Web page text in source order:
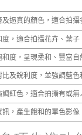
逼真的顏色，適合拍攝
，適合拍攝花卉、葉子
度，呈現柔和、豐富自
及銳利度，並強調藍色
紅色，適合拍攝有或無
，產生飽和的單色影像